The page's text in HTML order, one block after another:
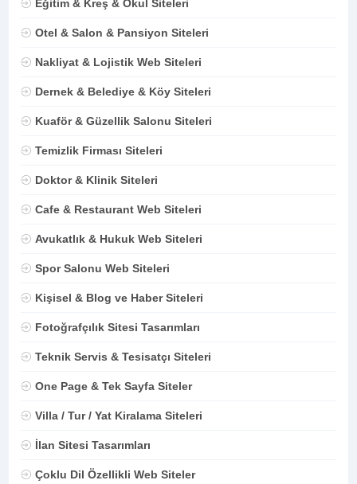
Eğitim & Kreş & Okul Siteleri
Otel & Salon & Pansiyon Siteleri
Nakliyat & Lojistik Web Siteleri
Dernek & Belediye & Köy Siteleri
Kuaför & Güzellik Salonu Siteleri
Temizlik Firması Siteleri
Doktor & Klinik Siteleri
Cafe & Restaurant Web Siteleri
Avukatlık & Hukuk Web Siteleri
Spor Salonu Web Siteleri
Kişisel & Blog ve Haber Siteleri
Fotoğrafçılık Sitesi Tasarımları
Teknik Servis & Tesisatçı Siteleri
One Page & Tek Sayfa Siteler
Villa / Tur / Yat Kiralama Siteleri
İlan Sitesi Tasarımları
Çoklu Dil Özellikli Web Siteler